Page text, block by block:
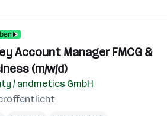
Account Manager FMCG &
(m/w/d)
/ andmetics GmbH